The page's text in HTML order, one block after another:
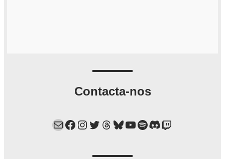
Contacta-nos
Mail Facebook Instagram Twitter Threads Bluesky YouTube Spotify Discord Twitch